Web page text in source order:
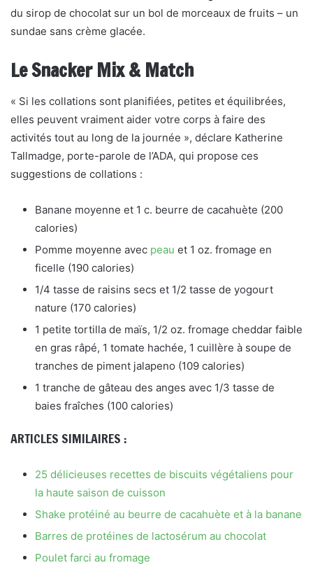
du sirop de chocolat sur un bol de morceaux de fruits – un
sundae sans crème glacée.
Le Snacker Mix & Match
« Si les collations sont planifiées, petites et équilibrées,
elles peuvent vraiment aider votre corps à faire des
activités tout au long de la journée », déclare Katherine
Tallmadge, porte-parole de l’ADA, qui propose ces
suggestions de collations :
Banane moyenne et 1 c. beurre de cacahuète (200
calories)
Pomme moyenne avec peau et 1 oz. fromage en
ficelle (190 calories)
1/4 tasse de raisins secs et 1/2 tasse de yogourt
nature (170 calories)
1 petite tortilla de maïs, 1/2 oz. fromage cheddar faible
en gras râpé, 1 tomate hachée, 1 cuillère à soupe de
tranches de piment jalapeno (109 calories)
1 tranche de gâteau des anges avec 1/3 tasse de
baies fraîches (100 calories)
ARTICLES SIMILAIRES :
25 délicieuses recettes de biscuits végétaliens pour
la haute saison de cuisson
Shake protéiné au beurre de cacahuète et à la banane
Barres de protéines de lactosérum au chocolat
Poulet farci au fromage